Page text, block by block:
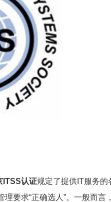
ITSS认证规定了提供IT服务的
要求“正确选人”。一般而言